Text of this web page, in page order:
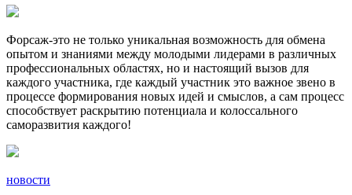
Форсаж-это не только уникальная возможность для обмена
опытом и знаниями между молодыми лидерами в различных
профессиональных областях, но и настоящий вызов для
каждого участника, где каждый участник это важное звено в
процессе формирования новых идей и смыслов, а сам процесс
способствует раскрытию потенциала и колоссального
саморазвития каждого!
новости